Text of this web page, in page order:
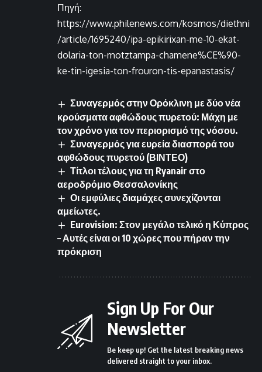
Πηγή:
https://www.philenews.com/kosmos/diethni
/article/1695240/ipa-epikirixan-me-10-ekat-
dolaria-ton-motztampa-chamene%CE%90-
ke-tin-igesia-ton-frouron-tis-epanastasis/
Συναγερμός στην Ορόκλινη με δύο νέα
κρούσματα αφθώδους πυρετού: Μάχη με
τον χρόνο για τον περιορισμό της νόσου.
Συναγερμός για ευρεία διασπορά του
αφθώδους πυρετού (ΒΙΝΤΕΟ)
Τίτλοι τέλους για τη Ryanair στο
αεροδρόμιο Θεσσαλονίκης
Οι εμφύλιες διαμάχες συνεχίζονται
αμείωτες.
Eurovision: Στον μεγάλο τελικό η Κύπρος
– Αυτές είναι οι 10 χώρες που πήραν την
πρόκριση
Sign Up For Our
Newsletter
Be keep up! Get the latest breaking news
delivered straight to your inbox.